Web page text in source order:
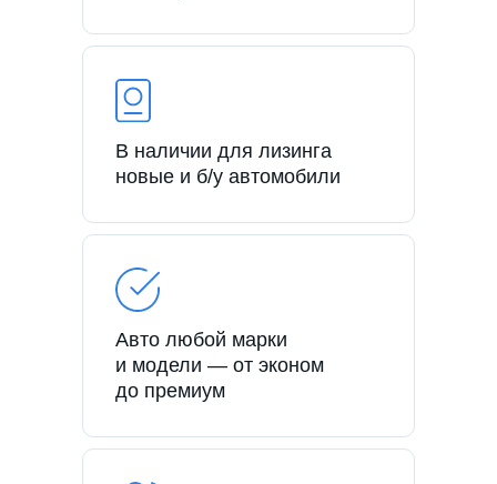
В наличии для лизинга
новые и б/у автомобили
Авто любой марки
и модели — от эконом
до премиум